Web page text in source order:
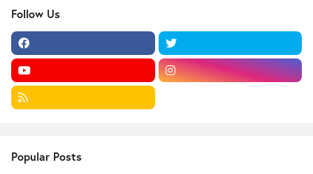
Follow Us
Popular Posts